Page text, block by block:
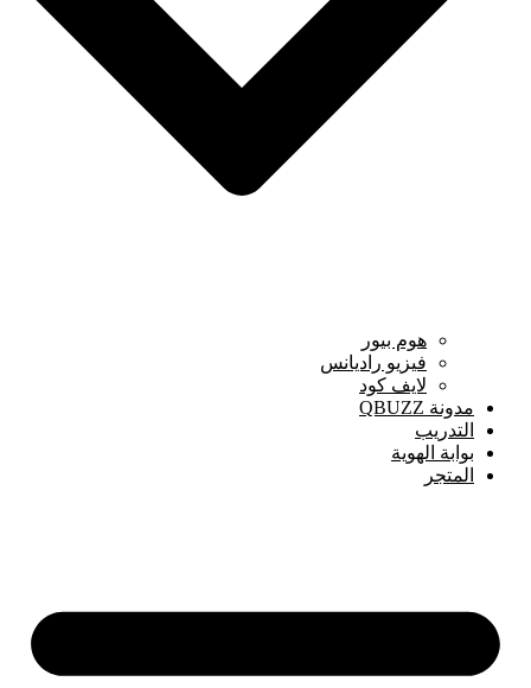
هوم بيور
فيزيو راديانس
لايف كود
مدونة QBUZZ
التدريب
بوابة الهوية
المتجر